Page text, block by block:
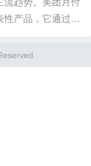
流趋势。美团月付
性产品，它通过绑
户能够在享受美
的同时减轻即...